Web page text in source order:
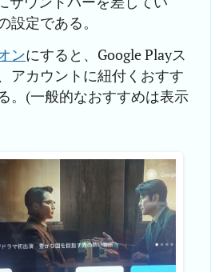
設定である。
ンにすると、Google Playス
アカウントに紐付くおすす
。(一般的なおすすめは表示